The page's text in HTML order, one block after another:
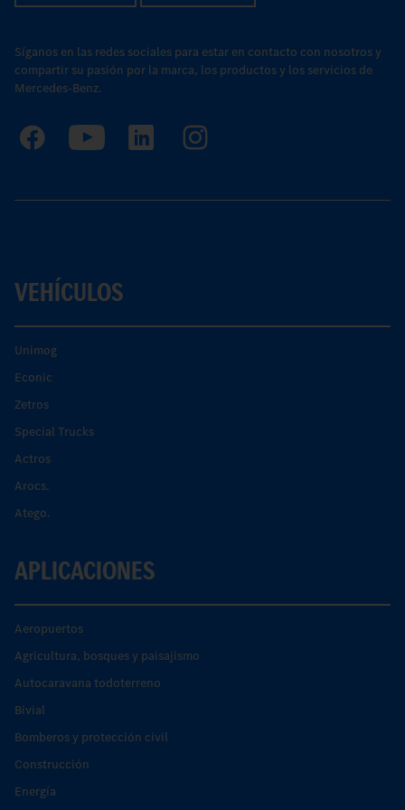
Síganos en las redes sociales para estar en contacto con nosotros y
compartir su pasión por la marca, los productos y los servicios de
Mercedes-Benz.
VEHÍCULOS
Unimog
Econic
Zetros
Special Trucks
Actros
Arocs.
Atego.
APLICACIONES
Aeropuertos
Agricultura, bosques y paisajismo
Autocaravana todoterreno
Bivial
Bomberos y protección civil
Construcción
Energía